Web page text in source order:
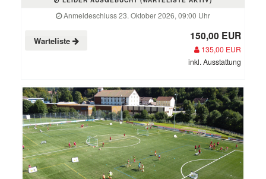
Anmeldeschluss 23. Oktober 2026, 09:00 Uhr
Warteliste 150,00 EUR
135,00 EUR
inkl. Ausstattung